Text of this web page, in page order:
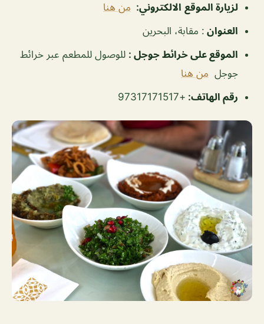
لزيارة الموقع الالكتروني: من هنا
العنوان : مقابة، البحرين
الموقع على خرائط جوجل : للوصول للمطعم عبر خرائط
جوجل من هنا
رقم الهاتف: +97317171517